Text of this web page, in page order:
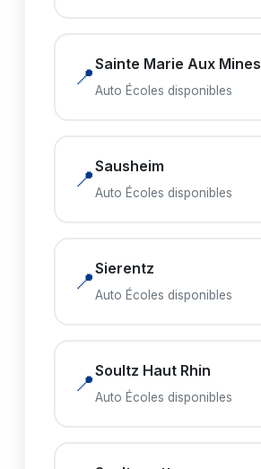
📍Sainte Marie Aux Mines
Auto Écoles disponibles
📍Sausheim
Auto Écoles disponibles
📍Sierentz
Auto Écoles disponibles
📍Soultz Haut Rhin
Auto Écoles disponibles